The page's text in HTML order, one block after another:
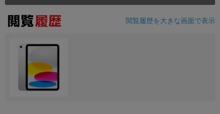
閲覧履歴を大きな画面で表示
発売日
各項目のチェックボックスは「or検索」となります。